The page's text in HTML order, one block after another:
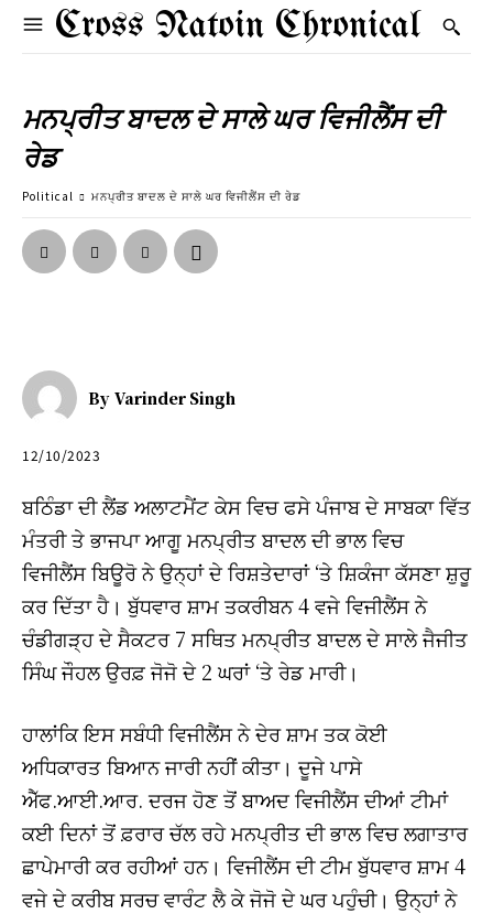
Cross Natoin Chronical
ਮਨਪ੍ਰੀਤ ਬਾਦਲ ਦੇ ਸਾਲੇ ਘਰ ਵਿਜੀਲੈਂਸ ਦੀ
ਰੇਡ
Political ਮਨਪ੍ਰੀਤ ਬਾਦਲ ਦੇ ਸਾਲੇ ਘਰ ਵਿਜੀਲੈਂਸ ਦੀ ਰੇਡ
By Varinder Singh
12/10/2023
ਬਠਿੰਡਾ ਦੀ ਲੈਂਡ ਅਲਾਟਮੈਂਟ ਕੇਸ ਵਿਚ ਫਸੇ ਪੰਜਾਬ ਦੇ ਸਾਬਕਾ ਵਿੱਤ
ਮੰਤਰੀ ਤੇ ਭਾਜਪਾ ਆਗੂ ਮਨਪ੍ਰੀਤ ਬਾਦਲ ਦੀ ਭਾਲ ਵਿਚ
ਵਿਜੀਲੈਂਸ ਬਿਊਰੋ ਨੇ ਉਨ੍ਹਾਂ ਦੇ ਰਿਸ਼ਤੇਦਾਰਾਂ ‘ਤੇ ਸ਼ਿਕੰਜਾ ਕੱਸਣਾ ਸ਼ੁਰੂ
ਕਰ ਦਿੱਤਾ ਹੈ। ਬੁੱਧਵਾਰ ਸ਼ਾਮ ਤਕਰੀਬਨ 4 ਵਜੇ ਵਿਜੀਲੈਂਸ ਨੇ
ਚੰਡੀਗੜ੍ਹ ਦੇ ਸੈਕਟਰ 7 ਸਥਿਤ ਮਨਪ੍ਰੀਤ ਬਾਦਲ ਦੇ ਸਾਲੇ ਜੈਜੀਤ
ਸਿੰਘ ਜੌਹਲ ਉਰਫ਼ ਜੋਜੋ ਦੇ 2 ਘਰਾਂ ‘ਤੇ ਰੇਡ ਮਾਰੀ।
ਹਾਲਾਂਕਿ ਇਸ ਸਬੰਧੀ ਵਿਜੀਲੈਂਸ ਨੇ ਦੇਰ ਸ਼ਾਮ ਤਕ ਕੋਈ
ਅਧਿਕਾਰਤ ਬਿਆਨ ਜਾਰੀ ਨਹੀਂ ਕੀਤਾ। ਦੂਜੇ ਪਾਸੇ
ਐੱਫ.ਆਈ.ਆਰ. ਦਰਜ ਹੋਣ ਤੋਂ ਬਾਅਦ ਵਿਜੀਲੈਂਸ ਦੀਆਂ ਟੀਮਾਂ
ਕਈ ਦਿਨਾਂ ਤੋਂ ਫ਼ਰਾਰ ਚੱਲ ਰਹੇ ਮਨਪ੍ਰੀਤ ਦੀ ਭਾਲ ਵਿਚ ਲਗਾਤਾਰ
ਛਾਪੇਮਾਰੀ ਕਰ ਰਹੀਆਂ ਹਨ। ਵਿਜੀਲੈਂਸ ਦੀ ਟੀਮ ਬੁੱਧਵਾਰ ਸ਼ਾਮ 4
ਵਜੇ ਦੇ ਕਰੀਬ ਸਰਚ ਵਾਰੰਟ ਲੈ ਕੇ ਜੋਜੋ ਦੇ ਘਰ ਪਹੁੰਚੀ। ਉਨ੍ਹਾਂ ਨੇ